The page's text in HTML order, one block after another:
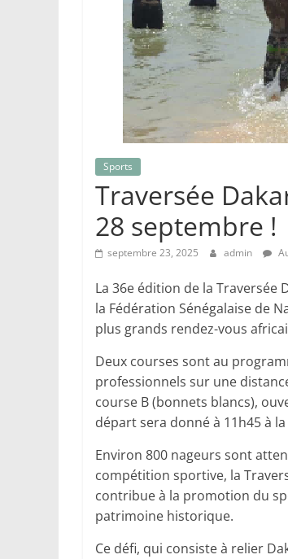
Sports
Traversée
28 septembre !
septembre 23, 2025 admin
La 36e édition de la Traversée
la Fédération Sénégalaise de
plus grands rendez-vous
Deux courses sont au
professionnels sur une
course B (bonnets blancs),
départ sera donné à 11h45 à
Environ 800 nageurs sont
compétition sportive, la
contribue à la promotion du
patrimoine historique.
Ce défi, qui consiste à relier